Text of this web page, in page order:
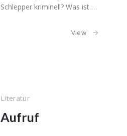
Schlepper kriminell? Was ist …
View
Literatur
Aufruf